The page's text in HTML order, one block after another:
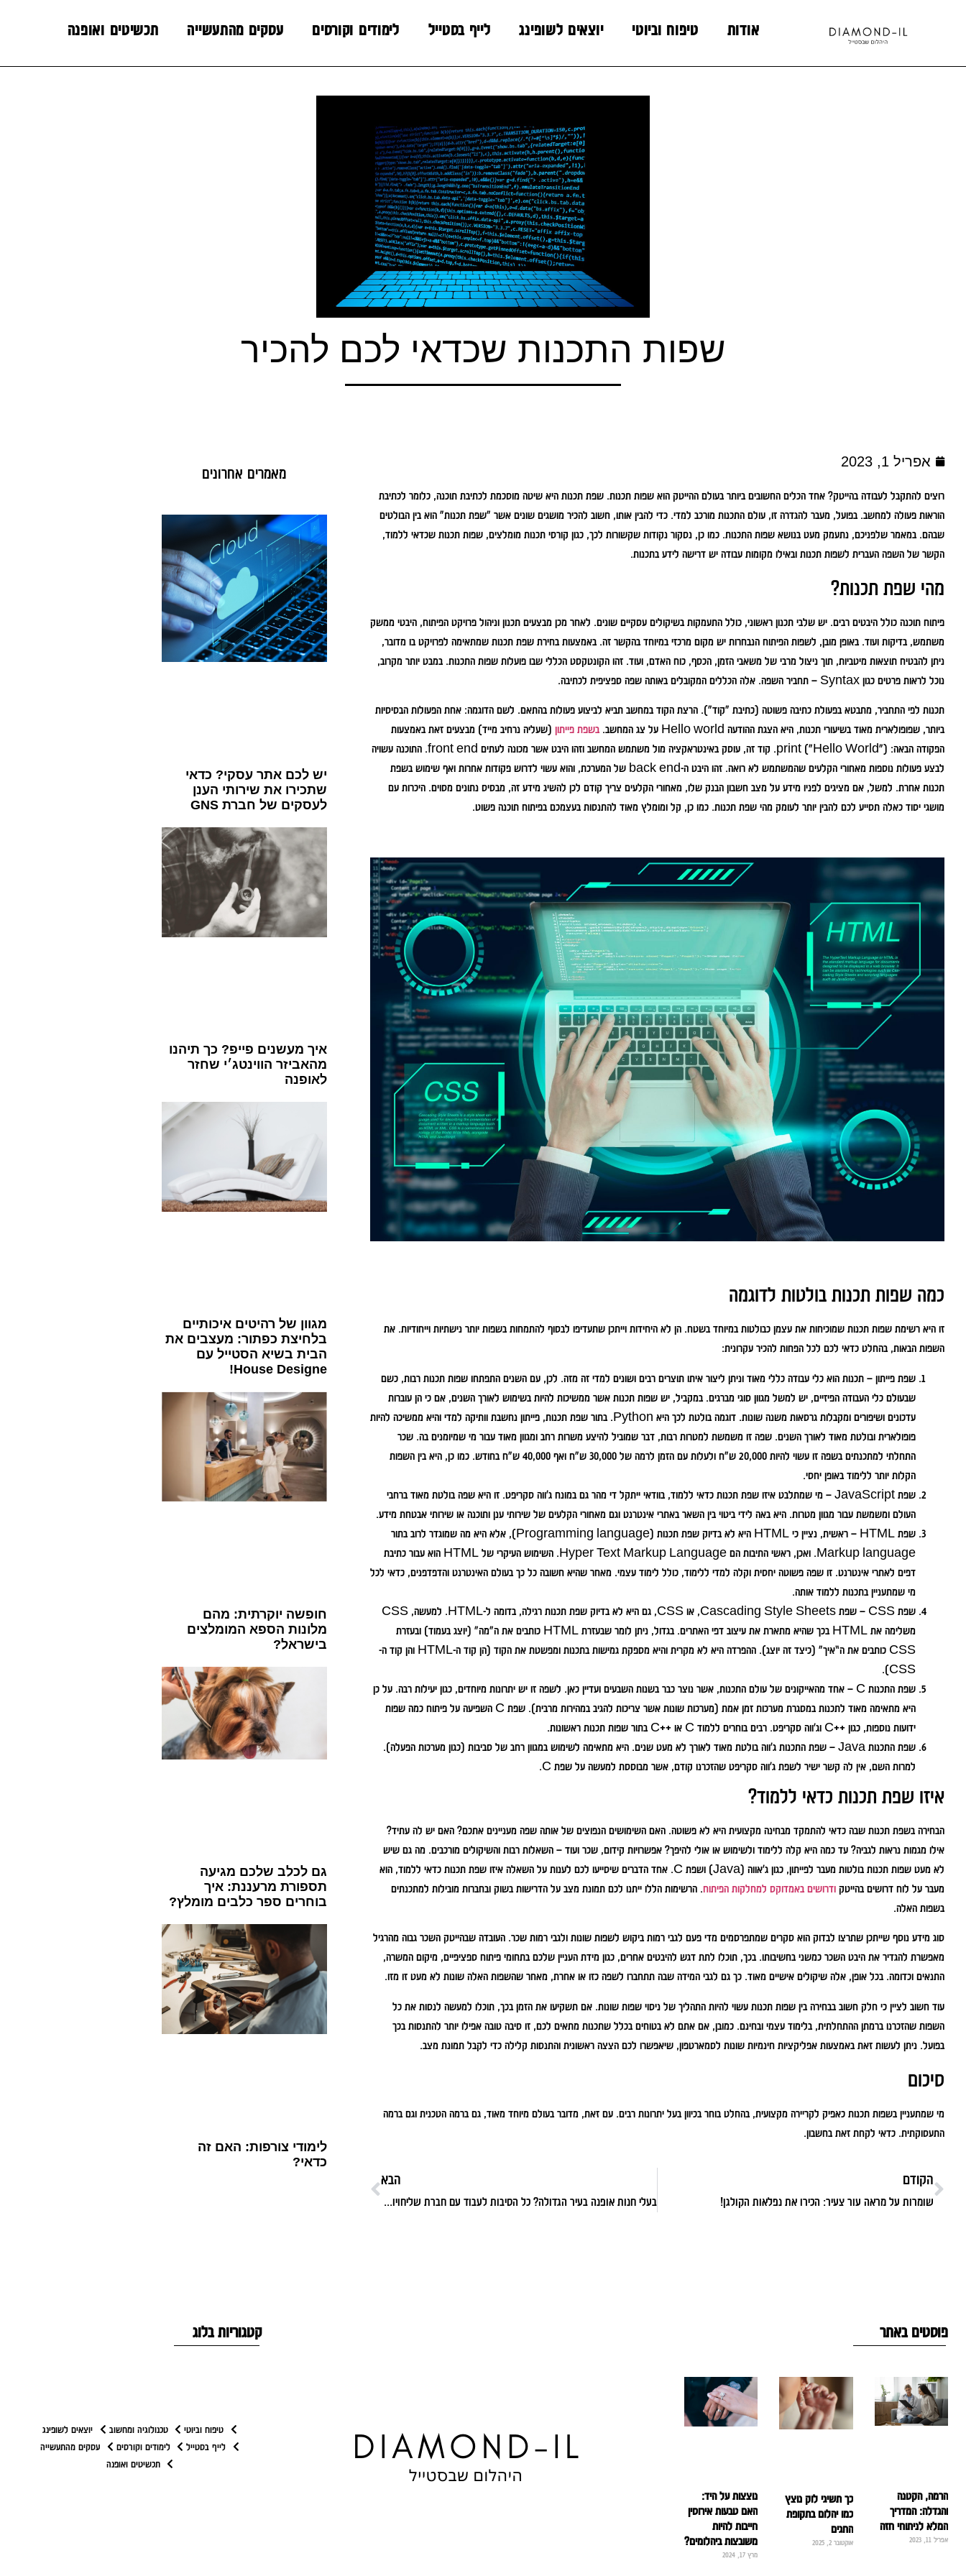
אודות טיפוח וביוטי יוצאים לשופינג לייף בסטייל לימודים וקורסים עסקים מהתעשייה תכשיטים ואופנה
שפות התכנות שכדאי לכם להכיר
אפריל 1, 2023
רוצים להתקבל לעבודה בהייטק? אחד הכלים החשובים ביותר בעולם ההייטק הוא שפות תכנות. שפת תכנות היא שיטה מוסכמת לכתיבת תוכנה, כלומר לכתיבת
הוראות פעולה למחשב. בפועל, מעבר להגדרה זו, עולם התכנות מורכב למדי. כדי להבין אותו, חשוב להכיר מושגים שונים אשר "שפת תכנות" הוא בין הבולטים
שבהם. במאמר שלפניכם, נתעמק מעט בנושא שפות התכנות. כמו כן, נסקור נקודות שקשורות לכך, כגון קורסי תכנות מומלצים, שפות תכנות שכדאי ללמוד,
הקשר של השפה העברית לשפות תכנות ובאילו מקומות עבודה יש דרישה לידע בתכנות.
מהי שפת תכנות?
פיתוח תוכנה כולל היבטים רבים. יש שלבי תכנון ראשוני, כולל התעמקות בשיקולים עסקיים שונים. לאחר מכן מבצעים תכנון וניהול פרויקט הפיתוח, היבטי ממשק
משתמש, בדיקות ועוד. באופן מובן, לשפות הפיתוח הנבחרות יש מקום מרכזי במיוחד בהקשר זה. באמצעות בחירת שפת תכנות שמתאימה לפרויקט בו מדובר,
ניתן להבטיח תוצאות מיטביות, תוך ניצול מרבי של משאבי הזמן, הכסף, כוח האדם, ועוד. זהו הקונטקסט הכללי שבו פועלות שפות התכנות. במבט יותר מקרוב,
נוכל לראות פרטים כגון Syntax – תחביר השפה. אלה הכללים המקובלים באותה שפה ספציפית לכתיבה.
תכנות לפי התחביר, מתבטא בפעולת כתיבה פשוטה (כתיבת "קוד"). הרצת הקוד במחשב תביא לביצוע פעולות בהתאם. לשם הדוגמה: אחת הפעולות הבסיסיות
ביותר, שפופולארית מאוד בשיעורי תכנות, היא הצגת ההודעה Hello world על צג המחשב.
בשפת פייתון (שעליה נרחיב מייד) מבצעים זאת באמצעות
הפקודה הבאה: print ("Hello World"). קוד זה, עוסק באינטראקציה מול משתמש המחשב וזהו היבט אשר מכונה לעתים front end. התוכנה עשויה
לבצע פעולות נוספות מאחורי הקלעים שהמשתמש לא רואה. זהו היבט ה-back end של המערכת, והוא עשוי לדרוש פקודות אחרות ואף שימוש בשפת
תכנות אחרת. למשל, אם מציגים לפניו מידע על מצב חשבון הבנק שלו, מאחורי הקלעים צריך קודם לכן להשיג מידע זה, מבסיס נתונים מסוים. היכרות עם
מושגי יסוד כאלה תסייע לכם להבין יותר לעומק מהי שפת תכנות. כמו כן, קל ומומלץ מאוד להתנסות בעצמכם בפיתוח תוכנה פשוט.
כמה שפות תכנות בולטות לדוגמה
זו היא רשימת שפות תכנות שמוכיחות את עצמן כבולטות במיוחד בשטח. הן לא היחידות וייתכן שתעדיפו לבסוף להתמחות בשפות יותר נישתיות וייחודיות. את
השפות הבאות, בהחלט כדאי לכם לכל הפחות להכיר עקרונית:
שפת פייתון – תכנות הוא כלי עבודה כללי מאוד וניתן ליצור איתו תוצרים רבים ושונים למדי זה מזה. לכן, עם השנים התפתחו שפות תכנות רבות, כשם
שבעולם כלי העבודה הפיזיים, יש למשל מגוון סוגי מברגים. במקביל, יש שפות תכנות אשר ממשיכות להיות בשימוש לאורך השנים, אם כי הן עוברות
עדכונים ושיפורים ומקבלות גרסאות משנה שונות. דוגמה בולטת לכך היא Python. בתור שפת תכנות, פייתון נחשבת וותיקה למדי והיא ממשיכה להיות
פופולארית ובולטת מאוד לאורך השנים. שפה זו משמשת למטרות רבות, דבר שמוביל להיצע משרות רחב ומגוון מאוד עבור מי שמיומנים בה. שכר
התחלתי למתכנתים בשפה זו עשוי להיות 20,000 ש"ח ולעלות עם הזמן לרמה של 30,000 ש"ח ואף 40,000 ש"ח בחודש. כמו כן, היא בין השפות
הקלות יותר ללימוד באופן יחסי.
שפת JavaScript – מי שמתלבט איזו שפת תכנות כדאי ללמוד, בוודאי ייתקל די מהר גם במונח ג’ווה סקריפט. זו היא שפה בולטת מאוד ברחבי
העולם ומשמשת עבור מגוון מטרות. היא באה לידי ביטוי בין השאר באתרי אינטרנט וגם מאחורי הקלעים של שירותי ענן ותוכנה או שירותי אבטחת מידע.
שפת HTML – ראשית, נציין כי HTML היא לא בדיוק שפת תכנות (Programming language), אלא היא מה שמוגדר לרוב בתור
Markup language. ואכן, ראשי התיבות הם Hyper Text Markup Language. השימוש העיקרי של HTML הוא עבור כתיבת
דפים לאתרי אינטרנט. זו שפה פשוטה יחסית וקלה למדי ללימוד, כולל לימוד עצמי. מאחר שהיא חשובה כל כך בעולם האינטרנט והדפדפנים, כדאי לכל
מי שמתעניין בתכנות ללמוד אותה.
שפת CSS – שפת Cascading Style Sheets, או CSS, גם היא לא בדיוק שפת תכנות רגילה, בדומה ל-HTML. למעשה, CSS
משלימה את HTML בכך שהיא מתארת את עיצוב דפי האתרים. בגדול, ניתן לומר שבעזרת HTML כותבים את ה"מה" (יוצג בעמוד) ובעזרת
CSS כותבים את ה“איך" (כיצד זה יוצג). ההפרדה היא לא מקרית והיא מספקת גמישות בתכנות ומפשטת את הקוד (הן קוד ה-HTML והן קוד ה-
CSS).
שפת התכנות C – אחד מהאייקונים של עולם התכנות, אשר נוצר כבר בשנות השבעים ועדיין כאן. לשפה זו יש יתרונות מיוחדים, כגון יעילות רבה. על כן
היא מתאימה מאוד לתכנות במסגרת מערכות זמן אמת (מערכות שונות אשר צריכות להגיב במהירות מרבית). שפת C השפיעה על פיתוח כמה שפות
ידועות נוספות, כגון ++C וג’ווה סקריפט. רבים בוחרים ללמוד C או ++C בתור שפות תכנות ראשונות.
שפת התכנות Java – שפת התכנות ג’ווה בולטת מאוד לאורך לא מעט שנים. היא מתאימה לשימוש במגוון רחב של סביבות (כגון מערכות הפעלה).
למרות השם, אין לה קשר ישיר לשפת ג’ווה סקריפט שהזכרנו קודם, אשר מבוססת למעשה על שפת C.
איזו שפת תכנות כדאי ללמוד?
הבחירה בשפת תכנות שבה כדאי להתמקד מבחינה מקצועית היא לא פשוטה. האם השימושים הנפוצים של אותה שפה מעניינים אתכם? האם יש לה עתיד?
אילו מגמות נראות לגביה? עד כמה היא קלה ללימוד ולשימוש או אולי להיפך? אפשרויות קידום, שכר ועוד – השאלות רבות והשיקולים מורכבים. מה גם שיש
לא מעט שפות תכנות בולטות מעבר לפייתון, כגון ג'אווה (Java) ושפת C. אחד הדברים שיסייעו לכם לענות על השאלה איזו שפת תכנות כדאי ללמוד, הוא
מעבר על לוח דרושים בהייטק ודרושים באמדוקס למחלקות הפיתוח. הרשימות הללו ייתנו לכם תמונת מצב על הדרישות בשוק ובחברות מובילות למתכנתים
בשפות האלה.
סוג מידע נוסף שייתכן שתרצו לבדוק הוא סקרים שמתפרסמים מדי פעם לגבי רמות ביקוש לשפות שונות ולגבי רמות שכר. העובדה שבהייטק השכר גבוה מהרגיל
מאפשרת להגדיר את היבט השכר כמשני בחשיבותו. בכך, תוכלו לתת דגש להיבטים אחרים, כגון מידת העניין שלכם בתחומי פיתוח ספציפיים, מיקום המשרה,
התנאים וכדומה. בכל אופן, אלה שיקולים אישיים מאוד. כך גם לגבי המידה שבה תתחברו לשפה כזו או אחרת, מאחר שהשפות האלה שונות לא מעט זו מזו.
עוד חשוב לציין כי חלק חשוב בבחירה בין שפות תכנות עשוי להיות התהליך של ניסוי שפות שונות. אם תשקיעו את הזמן בכך, תוכלו למעשה לנסות את כל
השפות שהזכרנו ברמתן ההתחלתית, בלימוד עצמי ובחינם. כמובן, אם אתם לא בטוחים בכלל שתכנות מתאים לכם, זו סיבה טובה אפילו יותר להתנסות בכך
בפועל. ניתן לעשות זאת באמצעות אפליקציות חינמיות שונות לסמארטפון, שיאפשרו לכם הצצה ראשונית והתנסות קלילה כדי לקבל תמונת מצב.
סיכום
מי שמתעניין בשפות תכנות כאפיק לקריירה מקצועית, בהחלט בוחר בכיוון בעל יתרונות רבים. עם זאת, מדובר בעולם מיוחד מאוד, גם ברמה הטכנית וגם ברמה
התעסוקתית. כדאי לקחת זאת בחשבון.
הקודם
שומרות על מראה עור צעיר: הכירו את נפלאות הקולגן!
הבא
בעלי חנות אופנה בעיר הגדולה? כל הסיבות לעבוד עם חברת שליחויות אמינה בתל אביב
מאמרים אחרונים
יש לכם אתר עסקי? כדאי
שתכירו את שירותי הענן
לעסקים של חברת GNS
איך מעשנים פייפ? כך תיהנו
מהאביזר הווינטג׳י שחזר
לאופנה
מגוון של רהיטים איכותיים
בלחיצת כפתור: מעצבים את
הבית בשיא הסטייל עם
House Designe!
חופשה יוקרתית: מהם
מלונות הספא המומלצים
בישראל?
גם לכלב שלכם מגיעה
תספורת מרעננת: איך
בוחרים ספר כלבים מומלץ?
לימודי צורפות: האם זה
כדאי?
פוסטים באתר
הרמה, הקטנה
והגדלה: המדריך
המלא לניתוחי חזה
אפריל 11, 2023
כך תשיגי לוק נוצץ
כמו יהלום בתקופת
החגים
אוקטובר 2, 2025
נוצצות על היד:
האם טבעות אירוסין
חייבות להיות
משובצות ביהלומים?
מרץ 17, 2024
קטגוריות בלוג
טיפוח וביוטי טכנולוגיה ומחשוב
יוצאים לשופינג
לייף בסטייל
לימודים וקורסים
עסקים מהתעשייה
תכשיטים ואופנה